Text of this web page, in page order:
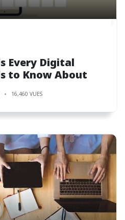
Every Digital
to Know About
16,460 VUES